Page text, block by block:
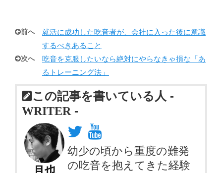
前へ
就活に成功した吃音者が、会社に入った後に意識
するべきあること
次へ
吃音を克服したいなら絶対にやらなきゃ損な「あ
るトレーニング法」
この記事を書いている人 -
WRITER -
幼少の頃から重度の難発
の吃音を抱えてきた経験